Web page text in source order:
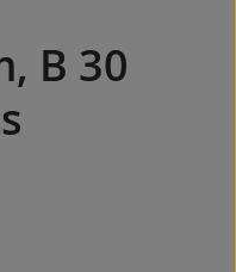
B 30